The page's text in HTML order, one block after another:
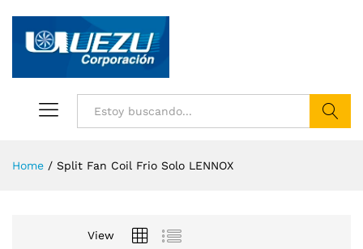
Home / Split Fan Coil Frio Solo LENNOX
View